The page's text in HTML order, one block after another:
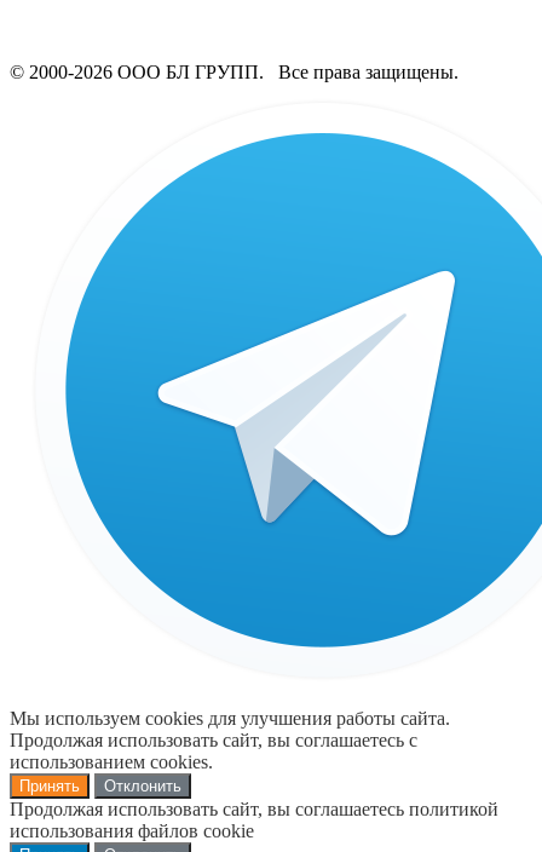
© 2000-2026 ООО БЛ ГРУПП. Все права защищены.
Мы используем cookies для улучшения работы сайта.
Продолжая использовать сайт, вы соглашаетесь с
использованием cookies.
Принять Отклонить
Продолжая использовать сайт, вы соглашаетесь политикой
использования файлов cookie